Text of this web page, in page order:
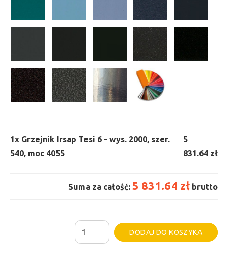
1x Grzejnik Irsap Tesi 6 - wys. 2000, szer.
540, moc 4055
5
831.64 zł
Suma za całość: 5 831.64 zł brutto
ilość
Grzejnik
DODAJ DO KOSZYKA